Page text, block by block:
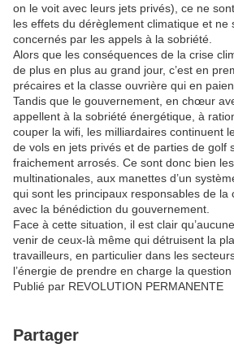
on le voit avec leurs jets privés), ce ne
les effets du dérèglement climatique et ne
concernés par les appels à la sobriété.
Alors que les conséquences de la crise
de plus en plus au grand jour, c’est en
précaires et la classe ouvrière qui en
Tandis que le gouvernement, en chœur
appellent à la sobriété énergétique, à
couper la wifi, les milliardaires continuent
de vols en jets privés et de parties de golf
fraichement arrosés. Ce sont donc bien
multinationales, aux manettes d’un
qui sont les principaux responsables de la
avec la bénédiction du gouvernement.
Face à cette situation, il est clair
venir de ceux-là même qui détruisent la
travailleurs, en particulier dans les
l’énergie de prendre en charge la question
Publié par REVOLUTION PERMANENTE
Partager